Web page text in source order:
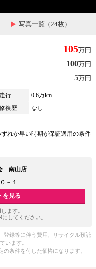
写真一覧（24枚）
105万円
100万円
5万円
走行
0.6万km
修復歴
なし
れか早い時期が保証適用の条件
南山店
－１
を見る
ます。
してください。
登録等に伴う費用、リサイクル預託
います。
条件を付した価格になります。